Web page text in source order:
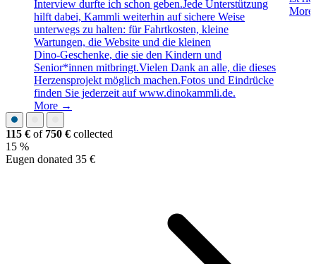
Interview durfte ich schon geben.Jede Unterstützung
hilft dabei, Kammli weiterhin auf sichere Weise
unterwegs zu halten: für Fahrtkosten, kleine
Wartungen, die Website und die kleinen
Dino‑Geschenke, die sie den Kindern und
Senior*innen mitbringt.Vielen Dank an alle, die dieses
Herzensprojekt möglich machen.Fotos und Eindrücke
finden Sie jederzeit auf www.dinokammli.de.
More →
115 € of 750 € collected
15 %
Eugen donated 35 €